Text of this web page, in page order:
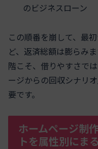
のビジネスローン
この順番を崩して、最
ど、返済総額は膨らみ
階こそ、借りやすさで
ージからの回収シナリ
要です。
ホームページ制
トを属性別にま